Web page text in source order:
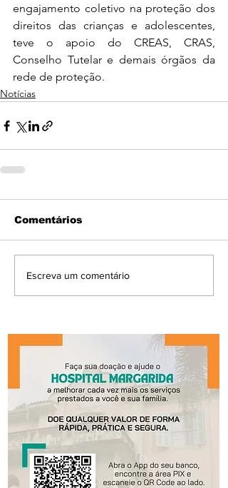
engajamento coletivo na proteção dos
direitos das crianças e adolescentes,
teve o apoio do CREAS, CRAS,
Conselho Tutelar e demais órgãos da
rede de proteção.
Notícias
Comentários
Escreva um comentário